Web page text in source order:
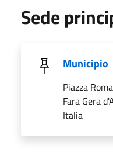
Sede
Municipio
Piazza
Fara Gera
Italia